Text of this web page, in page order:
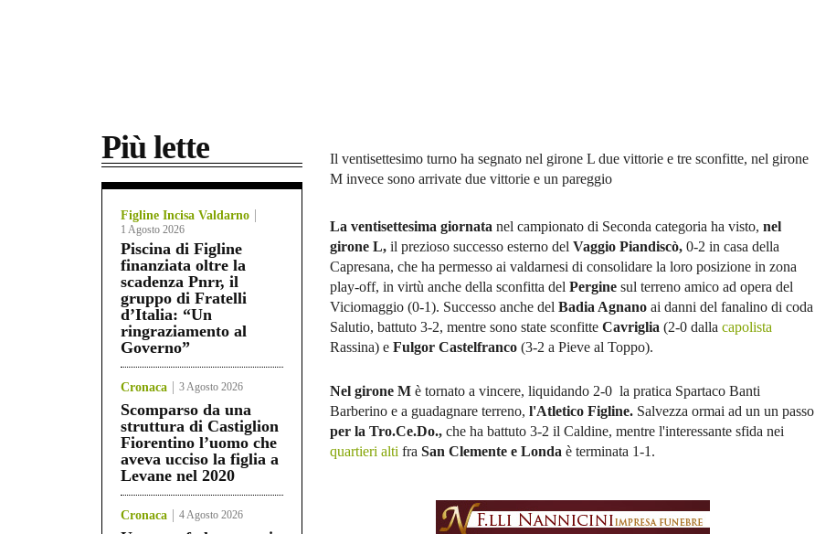
Più lette
Figline Incisa Valdarno
1 Agosto 2026
Piscina di Figline
finanziata oltre la
scadenza Pnrr, il
gruppo di Fratelli
d’Italia: “Un
ringraziamento al
Governo”
Cronaca 3 Agosto 2026
Scomparso da una
struttura di Castiglion
Fiorentino l’uomo che
aveva ucciso la figlia a
Levane nel 2020
Cronaca 4 Agosto 2026
Il ventisettesimo turno ha segnato nel girone L due vittorie e tre sconfitte, nel girone
M invece sono arrivate due vittorie e un pareggio
La ventisettesima giornata nel campionato di Seconda categoria ha visto, nel
girone L, il prezioso successo esterno del Vaggio Piandiscò, 0-2 in casa della
Capresana, che ha permesso ai valdarnesi di consolidare la loro posizione in zona
play-off, in virtù anche della sconfitta del Pergine sul terreno amico ad opera del
Viciomaggio (0-1). Successo anche del Badia Agnano ai danni del fanalino di coda
Salutio, battuto 3-2, mentre sono state sconfitte Cavriglia (2-0 dalla capolista
Rassina) e Fulgor Castelfranco (3-2 a Pieve al Toppo).
Nel girone M è tornato a vincere, liquidando 2-0 la pratica Spartaco Banti
Barberino e a guadagnare terreno, l'Atletico Figline. Salvezza ormai ad un un passo
per la Tro.Ce.Do., che ha battuto 3-2 il Caldine, mentre l'interessante sfida nei
quartieri alti fra San Clemente e Londa è terminata 1-1.